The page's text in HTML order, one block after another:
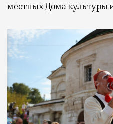
местных Дома культуры